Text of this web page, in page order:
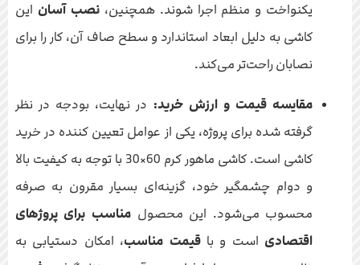
یکنواخت و منظم اجرا شوند. همچنین،نصب آسان این
کاشی به دلیل ابعاد استاندارد و سطح صاف آن، کار را برای
نصابان راحت‌تر می‌کند.
مقایسه قیمت و ارزش خرید: در نهایت، بودجه در نظر
گرفته شده برای پروژه، یکی از عوامل تعیین کننده در خرید
کاشی است. کاشی ماهور کرم 60×30 با توجه به کیفیت بالا
و دوام چشمگیر خود، گزینه‌ای بسیار مقرون به صرفه
محسوب می‌شود. این محصولمناسب برای پروژهای
اقتصادی است و باقیمت مناسب، امکان دستیابی به